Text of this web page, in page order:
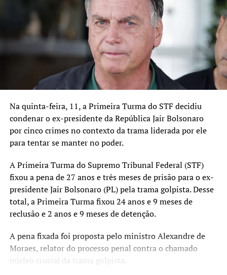
não enfrentam falta de insumos que gerem
impossibilidade na prestação de serviços à população: “A
Organização segue em diálogo permanente com os
governos municipal e estadual, a fim de sanar as
dificuldades relacionadas ao pagamento dos salários de
médicos não-celetistas, ainda não realizado em função
da falta de repasses”.
TÓPICOS RELACIONADOS:
A SEGUIR UP
Nova identidade visual do Timoneiro é apresentada em
coquetel no Qoppa
NÃO SE ESQUEÇA
Envolta em escândalos do lixo, Mecanicapina volta à cidade
Na quinta-feira, 11, a Primeira Turma do STF decidiu
condenar o ex-presidente da República Jair Bolsonaro
por cinco crimes no contexto da trama liderada por ele
para tentar se manter no poder.
A Primeira Turma do Supremo Tribunal Federal (STF)
fixou a pena de 27 anos e três meses de prisão para o ex-
presidente Jair Bolsonaro (PL) pela trama golpista. Desse
total, a Primeira Turma fixou 24 anos e 9 meses de
reclusão e 2 anos e 9 meses de detenção.
A pena fixada foi proposta pelo ministro Alexandre de
Moraes, relator do processo penal contra o chamado
núcleo crucial da trama golpista.